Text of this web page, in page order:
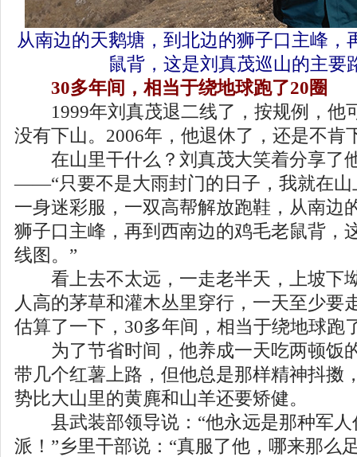
从南边的天鹅塘，到北边的狮子口主峰，
鼠背，这是刘真茂巡山的主要
30多年间，相当于绕地球跑了20圈
1999年刘真茂退二线了，按规例，他
没有下山。2006年，他退休了，还是不肯
在山里干什么？刘真茂大笑着分享了
——“只要不是大雨封门的日子，我就在山
一身迷彩服，一双高帮解放跑鞋，从南边
狮子口主峰，再到西南边的鸡毛老鼠背，
线图。”
看上去不太远，一走老半天，上坡下
人高的茅草和灌木丛里穿行，一天至少要
估算了一下，30多年间，相当于绕地球跑
为了节省时间，他养成一天吃两顿饭
带几个红薯上路，但他总是那样精神抖擞
势比大山里的黄麂和山羊还要矫健。
县武装部领导说：“他永远是那种军人
派！”乡里干部说：“真服了他，哪来那么